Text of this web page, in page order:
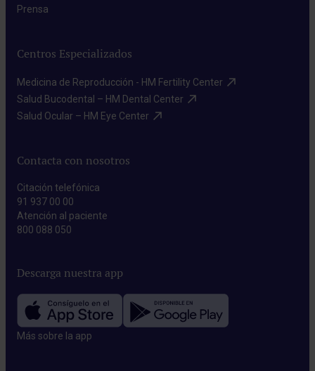
Prensa​
Centros Especializados
Medicina de Reproducción - HM Fertility Center​
Salud Bucodental – HM Dental Center​
Salud Ocular – HM Eye Center​
Contacta con nosotros
Citación telefónica
91 937 00 00
Atención al paciente
800 088 050
Descarga nuestra app
Más sobre la app​